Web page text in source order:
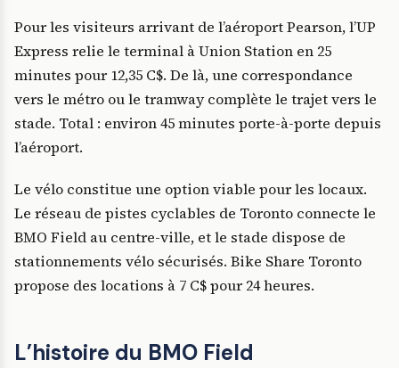
Pour les visiteurs arrivant de l’aéroport Pearson, l’UP
Express relie le terminal à Union Station en 25
minutes pour 12,35 C$. De là, une correspondance
vers le métro ou le tramway complète le trajet vers le
stade. Total : environ 45 minutes porte-à-porte depuis
l’aéroport.
Le vélo constitue une option viable pour les locaux.
Le réseau de pistes cyclables de Toronto connecte le
BMO Field au centre-ville, et le stade dispose de
stationnements vélo sécurisés. Bike Share Toronto
propose des locations à 7 C$ pour 24 heures.
L’histoire du BMO Field